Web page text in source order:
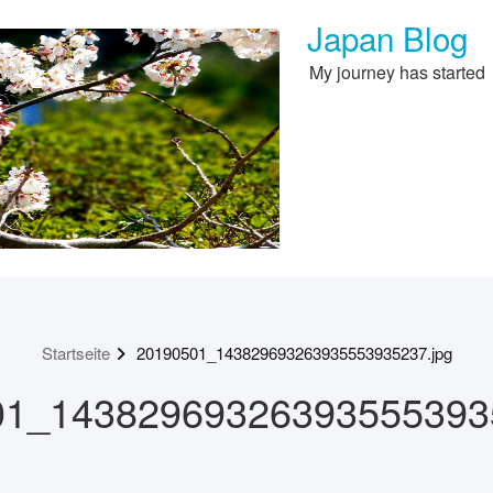
Japan Blog
My journey has started
Startseite 20190501_143829693263935553935237.jpg